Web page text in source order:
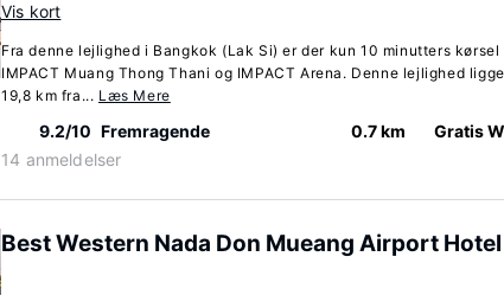
Vis kort
Fra denne lejlighed i Bangkok (Lak Si) er der kun 10 minutters kørsel
IMPACT Muang Thong Thani og IMPACT Arena. Denne lejlighed
19,8 km fra... Læs Mere
9.2/10 Fremragende
14 anmeldelser
0.7 km Gratis
Best Western Nada Don Mueang Airport Hotel